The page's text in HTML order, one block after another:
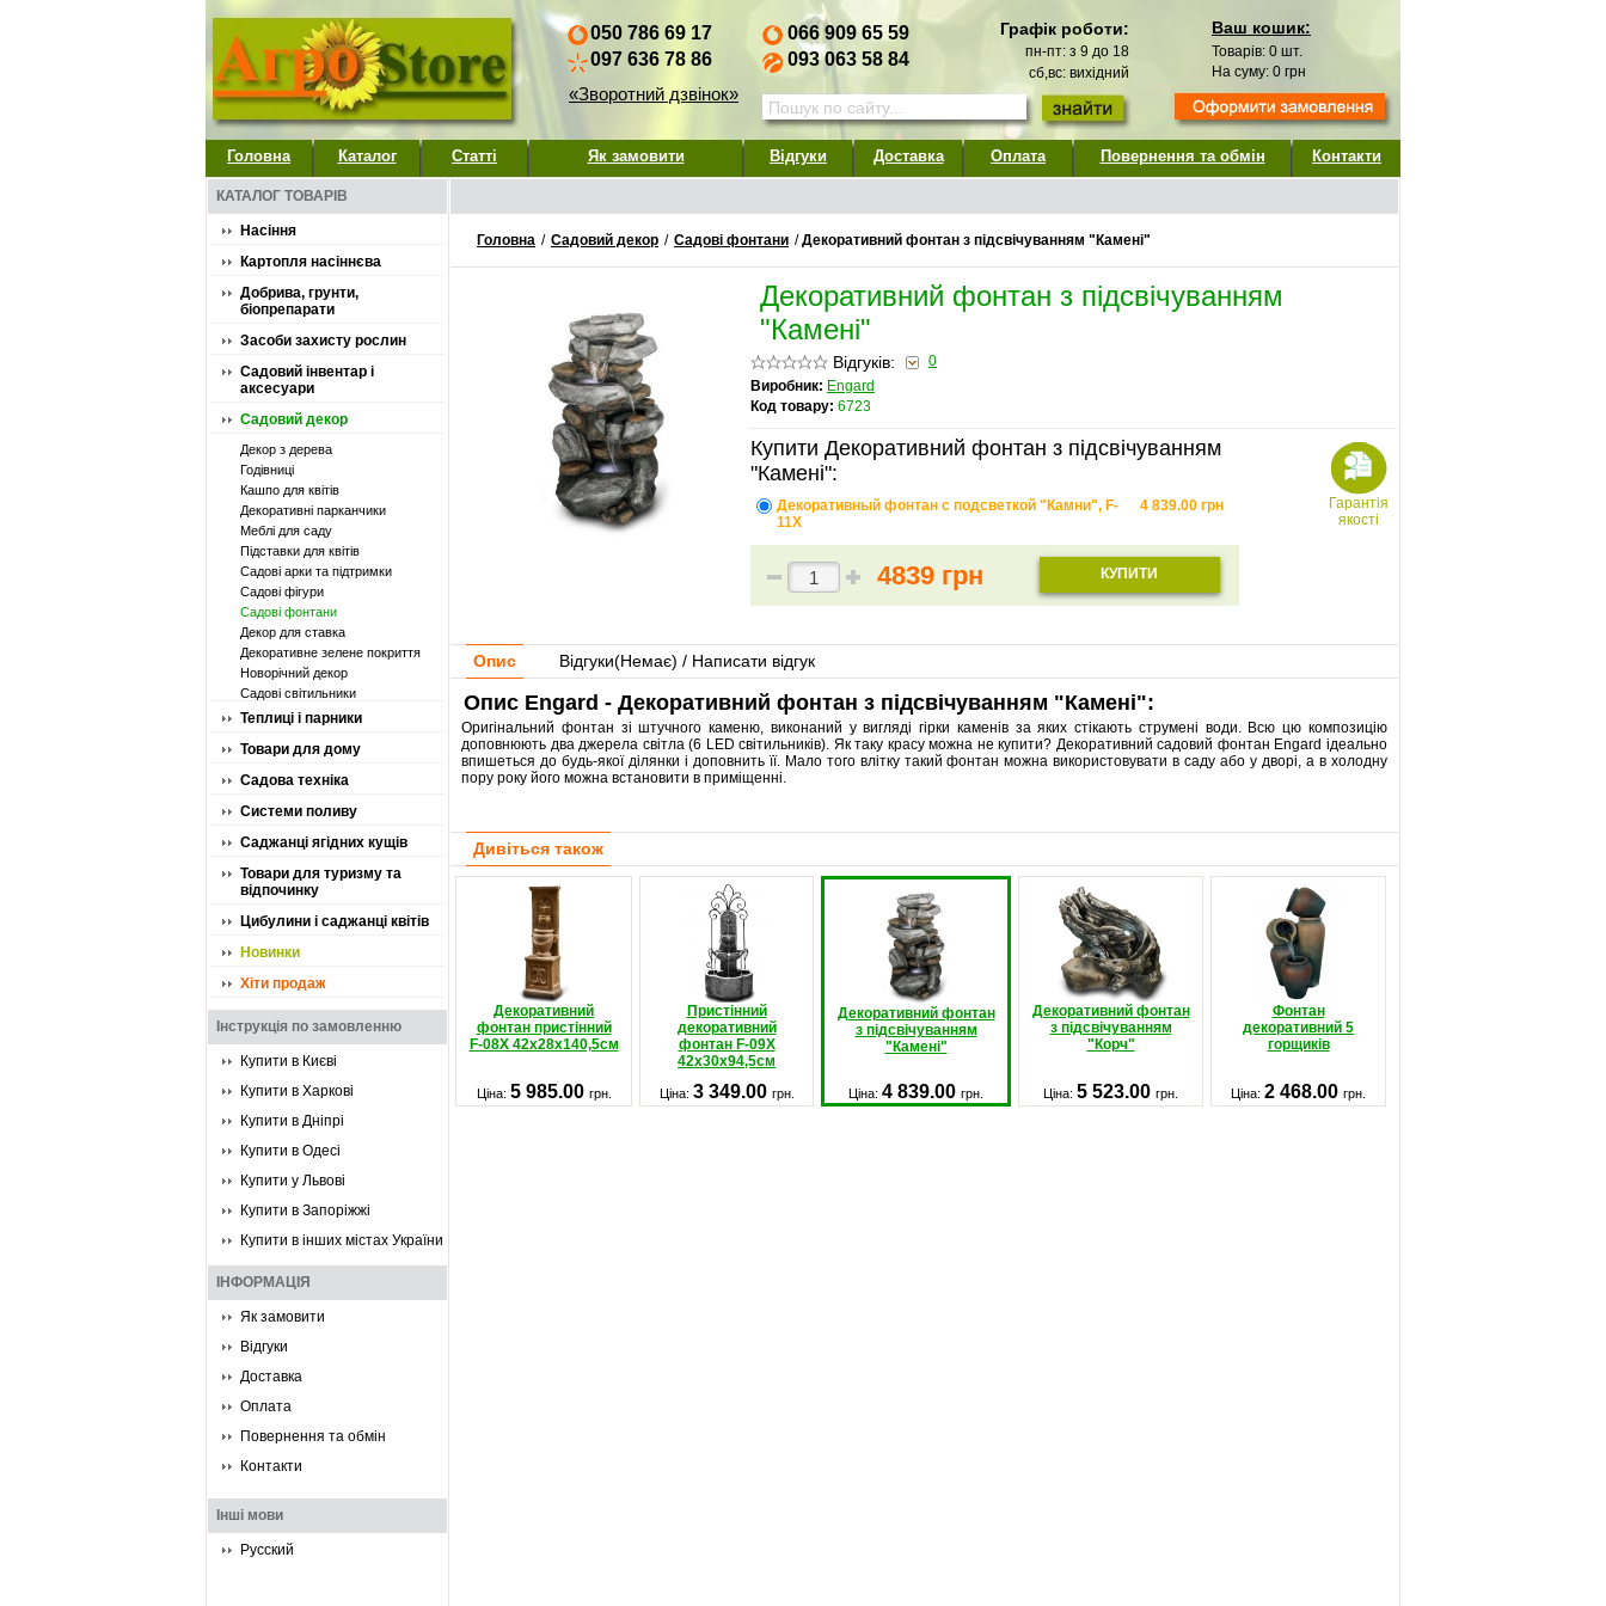
050 786 69 17
097 636 78 86
«Зворотний дзвінок»
066 909 65 59
093 063 58 84
Графік роботи:
пн-пт: з 9 до 18
сб,вс: вихідний
Ваш кошик:
Товарів: 0 шт.
На суму: 0 грн
Головна Каталог Статті Як замовити Відгуки Доставка Оплата Повернення та обмін Контакти
КАТАЛОГ ТОВАРІВ
Насіння
Картопля насіннєва
Добрива, грунти,
біопрепарати
Засоби захисту рослин
Садовий інвентар і
аксесуари
Садовий декор
Декор з дерева
Годівниці
Кашпо для квітів
Декоративні парканчики
Меблі для саду
Підставки для квітів
Садові арки та підтримки
Садові фігури
Садові фонтани
Декор для ставка
Декоративне зелене покриття
Новорічний декор
Садові світильники
Теплиці і парники
Товари для дому
Садова техніка
Системи поливу
Саджанці ягідних кущів
Товари для туризму та
відпочинку
Цибулини і саджанці квітів
Новинки
Хіти продаж
Інструкція по замовленню
Купити в Києві
Купити в Харкові
Купити в Дніпрі
Купити в Одесі
Купити у Львові
Купити в Запоріжжі
Купити в інших містах України
ІНФОРМАЦІЯ
Як замовити
Відгуки
Доставка
Оплата
Повернення та обмін
Контакти
Інші мови
Русский
Головна / Садовий декор / Садові фонтани /Декоративний фонтан з підсвічуванням "Камені"
Декоративний фонтан з підсвічуванням
"Камені"
Відгуків:
0
Виробник: Engard
Код товару: 6723
Купити Декоративний фонтан з підсвічуванням
"Камені":
Декоративный фонтан с подсветкой "Камни", F-
11X
4 839.00 грн
4839 грн КУПИТИ
Гарантія
якості
Опис Відгуки(Немає) / Написати відгук
Опис Engard - Декоративний фонтан з підсвічуванням "Камені":
Оригінальний фонтан зі штучного каменю, виконаний у вигляді гірки каменів за яких стікають струмені води. Всю цю композицію
доповнюють два джерела світла (6 LED світильників). Як таку красу можна не купити? Декоративний садовий фонтан Engard ідеально
впишеться до будь-якої ділянки і доповнить її. Мало того влітку такий фонтан можна використовувати в саду або у дворі, а в холодну
пору року його можна встановити в приміщенні.
Дивіться також
Декоративний
фонтан пристінний
F-08X 42x28x140,5см
Пристінний
декоративний
фонтан F-09X
42х30х94,5см
Декоративний фонтан
з підсвічуванням
"Камені"
Декоративний фонтан
з підсвічуванням
"Корч"
Фонтан
декоративний 5
горщиків
Ціна: 5 985.00 грн. Ціна: 3 349.00 грн. Ціна: 4 839.00 грн. Ціна: 5 523.00 грн. Ціна: 2 468.00 грн.